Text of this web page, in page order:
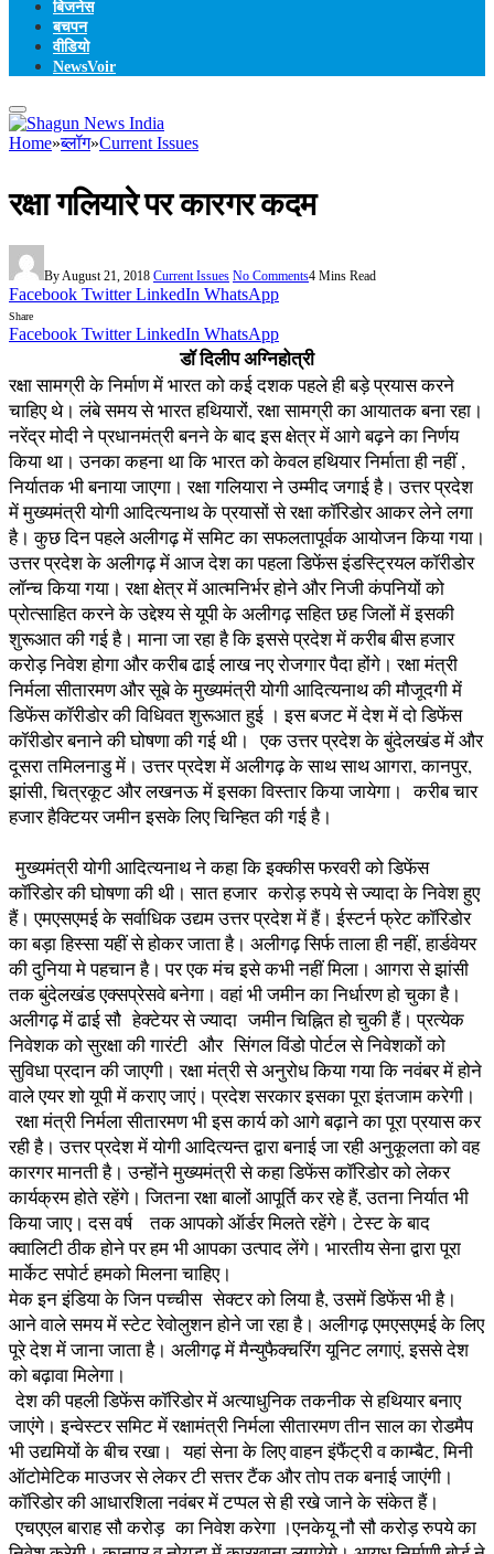
बिजनेस
बचपन
वीडियो
NewsVoir
Home»ब्लॉग»Current Issues
रक्षा गलियारे पर कारगर कदम
ByAugust 21, 2018 Current Issues No Comments4 Mins Read
Facebook Twitter LinkedIn WhatsApp
Share
Facebook Twitter LinkedIn WhatsApp
डॉ दिलीप अग्निहोत्री
रक्षा सामग्री के निर्माण में भारत को कई दशक पहले ही बड़े प्रयास करने
चाहिए थे। लंबे समय से भारत हथियारों, रक्षा सामग्री का आयातक बना रहा।
नरेंद्र मोदी ने प्रधानमंत्री बनने के बाद इस क्षेत्र में आगे बढ़ने का निर्णय
किया था। उनका कहना था कि भारत को केवल हथियार निर्माता ही नहीं ,
निर्यातक भी बनाया जाएगा। रक्षा गलियारा ने उम्मीद जगाई है। उत्तर प्रदेश
में मुख्यमंत्री योगी आदित्यनाथ के प्रयासों से रक्षा कॉरिडोर आकर लेने लगा
है। कुछ दिन पहले अलीगढ़ में समिट का सफलतापूर्वक आयोजन किया गया।
उत्तर प्रदेश के अलीगढ़ में आज देश का पहला डिफेंस इंडस्ट्रियल कॉरीडोर
लॉन्च किया गया। रक्षा क्षेत्र में आत्मनिर्भर होने और निजी कंपनियों को
प्रोत्साहित करने के उद्देश्य से यूपी के अलीगढ़ सहित छह जिलों में इसकी
शुरूआत की गई है। माना जा रहा है कि इससे प्रदेश में करीब बीस हजार
करोड़ निवेश होगा और करीब ढाई लाख नए रोजगार पैदा होंगे। रक्षा मंत्री
निर्मला सीतारमण और सूबे के मुख्यमंत्री योगी आदित्यनाथ की मौजूदगी में
डिफेंस कॉरीडोर की विधिवत शुरूआत हुई । इस बजट में देश में दो डिफेंस
कॉरीडोर बनाने की घोषणा की गई थी। एक उत्तर प्रदेश के बुंदेलखंड में और
दूसरा तमिलनाडु में। उत्तर प्रदेश में अलीगढ़ के साथ साथ आगरा, कानपुर,
झांसी, चित्रकूट और लखनऊ में इसका विस्तार किया जायेगा। करीब चार
हजार हैक्टियर जमीन इसके लिए चिन्हित की गई है।
मुख्यमंत्री योगी आदित्यनाथ ने कहा कि इक्कीस फरवरी को डिफेंस
कॉरिडोर की घोषणा की थी। सात हजार करोड़ रुपये से ज्यादा के निवेश हुए
हैं। एमएसएमई के सर्वाधिक उद्यम उत्तर प्रदेश में हैं। ईस्टर्न फ्रेट कॉरिडोर
का बड़ा हिस्सा यहीं से होकर जाता है। अलीगढ़ सिर्फ ताला ही नहीं, हार्डवेयर
की दुनिया मे पहचान है। पर एक मंच इसे कभी नहीं मिला। आगरा से झांसी
तक बुंदेलखंड एक्सप्रेसवे बनेगा। वहां भी जमीन का निर्धारण हो चुका है।
अलीगढ़ में ढाई सौ हेक्टेयर से ज्यादा जमीन चिह्नित हो चुकी हैं। प्रत्येक
निवेशक को सुरक्षा की गारंटी और सिंगल विंडो पोर्टल से निवेशकों को
सुविधा प्रदान की जाएगी। रक्षा मंत्री से अनुरोध किया गया कि नवंबर में होने
वाले एयर शो यूपी में कराए जाएं। प्रदेश सरकार इसका पूरा इंतजाम करेगी।
रक्षा मंत्री निर्मला सीतारमण भी इस कार्य को आगे बढ़ाने का पूरा प्रयास कर
रही है। उत्तर प्रदेश में योगी आदित्यन्त द्वारा बनाई जा रही अनुकूलता को वह
कारगर मानती है। उन्होंने मुख्यमंत्री से कहा डिफेंस कॉरिडोर को लेकर
कार्यक्रम होते रहेंगे। जितना रक्षा बालों आपूर्ति कर रहे हैं, उतना निर्यात भी
किया जाए। दस वर्ष तक आपको ऑर्डर मिलते रहेंगे। टेस्ट के बाद
क्वालिटी ठीक होने पर हम भी आपका उत्पाद लेंगे। भारतीय सेना द्वारा पूरा
मार्केट सपोर्ट हमको मिलना चाहिए।
मेक इन इंडिया के जिन पच्चीस सेक्टर को लिया है, उसमें डिफेंस भी है।
आने वाले समय में स्टेट रेवोलुशन होने जा रहा है। अलीगढ़ एमएसएमई के लिए
पूरे देश में जाना जाता है। अलीगढ़ में मैन्युफैक्चरिंग यूनिट लगाएं, इससे देश
को बढ़ावा मिलेगा।
देश की पहली डिफेंस कॉरिडोर में अत्याधुनिक तकनीक से हथियार बनाए
जाएंगे। इन्वेस्टर समिट में रक्षामंत्री निर्मला सीतारमण तीन साल का रोडमैप
भी उद्यमियों के बीच रखा। यहां सेना के लिए वाहन इंफैंट्री व काम्बैट, मिनी
ऑटोमेटिक माउजर से लेकर टी सत्तर टैंक और तोप तक बनाई जाएंगी।
कॉरिडोर की आधारशिला नवंबर में टप्पल से ही रखे जाने के संकेत हैं।
एचएएल बाराह सौ करोड़ का निवेश करेगा ।एनकेयू नौ सौ करोड़ रुपये का